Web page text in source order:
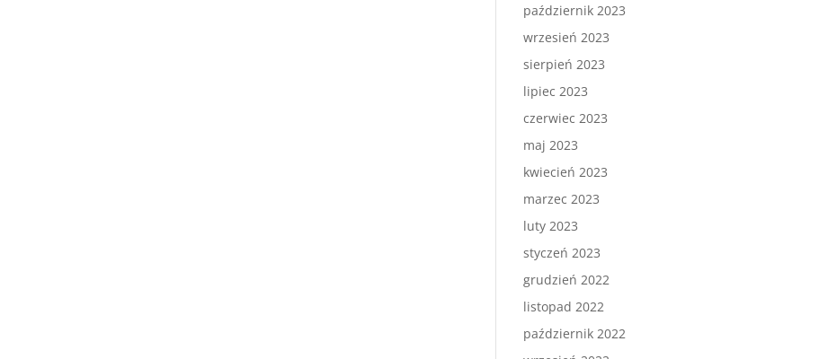
październik 2023
wrzesień 2023
sierpień 2023
lipiec 2023
czerwiec 2023
maj 2023
kwiecień 2023
marzec 2023
luty 2023
styczeń 2023
grudzień 2022
listopad 2022
październik 2022